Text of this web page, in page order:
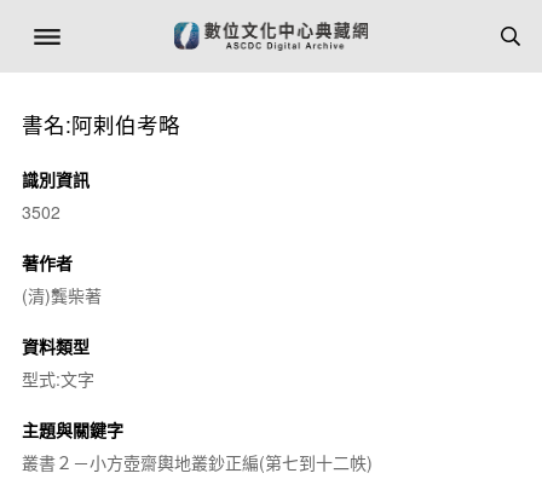
書名:阿剌伯考略
識別資訊
3502
著作者
(清)龔柴著
資料類型
型式:文字
主題與關鍵字
叢書２－小方壺齋輿地叢鈔正編(第七到十二帙)